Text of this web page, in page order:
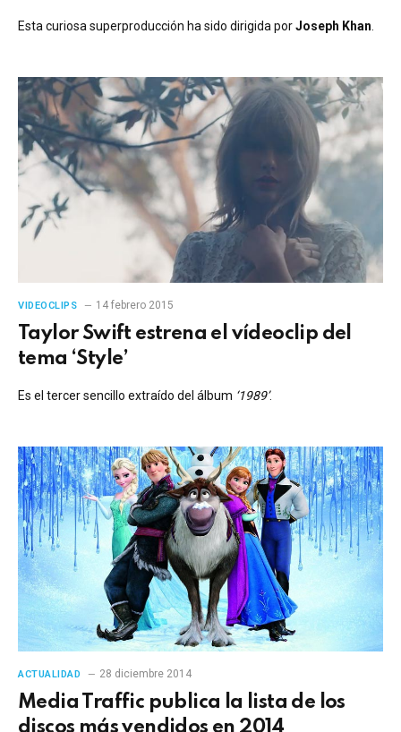
Esta curiosa superproducción ha sido dirigida porJoseph Khan
VIDEOCLIPS 14 febrero 2015
Taylor Swift estrena el vídeoclip del
tema ‘Style’
Es el tercer sencillo extraído del álbum ‘1989’.
ACTUALIDAD 28 diciembre 2014
Media Traffic publica la lista de los
discos más vendidos en 2014